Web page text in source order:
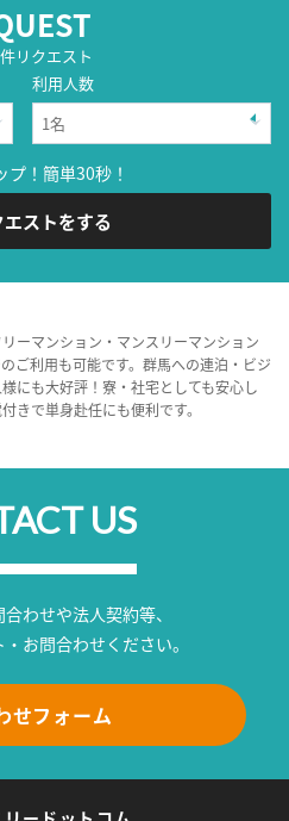
リクエスト
利用人数
プ！簡単30秒！
ストをする
ーマンション・マンスリーマンション
ご利用も可能です。群馬への連泊・ビジ
にも大好評！寮・社宅としても安心し
きで単身赴任にも便利です。
US
わせや法人契約等、
お問合わせください。
せフォーム